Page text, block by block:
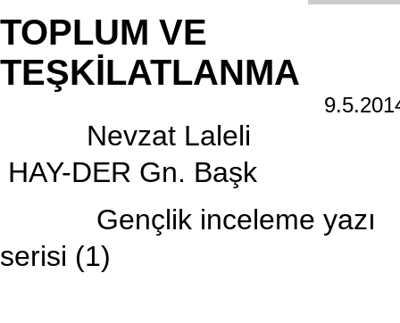
TOPLUM VE
TEŞKİLATLANMA
Nevzat Laleli
HAY-DER Gn. Başk
Gençlik inceleme yazı
serisi (1)